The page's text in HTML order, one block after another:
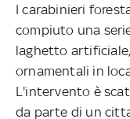
I carabinieri
compiuto una
laghetto
ornamentali in
L'intervento è
da parte di un